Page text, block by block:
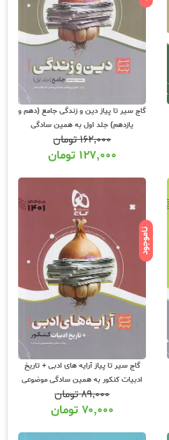
گاج سیر تا پیاز دین و زندگی جامع (دهم و
یازدهم) جلد اول به همین سادگی
موضوعی
۱۶۲,۰۰۰تومان
۱۲۷,۰۰۰ تومان
ناموجود
گاج سیر تا پیاز آرایه های ادبی + تاریخ
ادبیات کنکور به همین سادگی موضوعی
۸۹,۰۰۰تومان
۷۰,۰۰۰ تومان